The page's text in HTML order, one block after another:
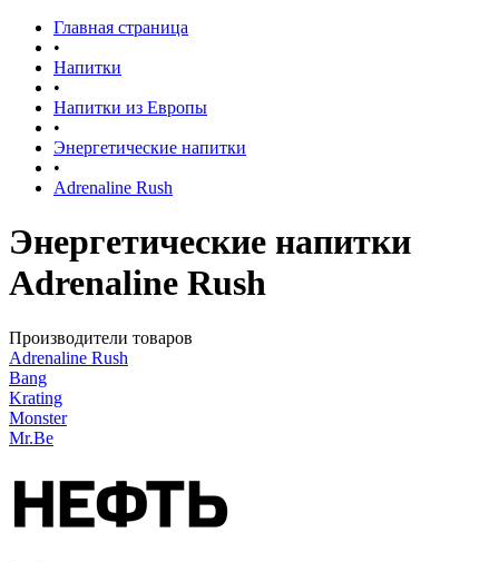
Главная страница
•
Напитки
•
Напитки из Европы
•
Энергетические напитки
•
Adrenaline Rush
Энергетические напитки
Adrenaline Rush
Производители товаров
Adrenaline Rush
Bang
Krating
Monster
Mr.Be